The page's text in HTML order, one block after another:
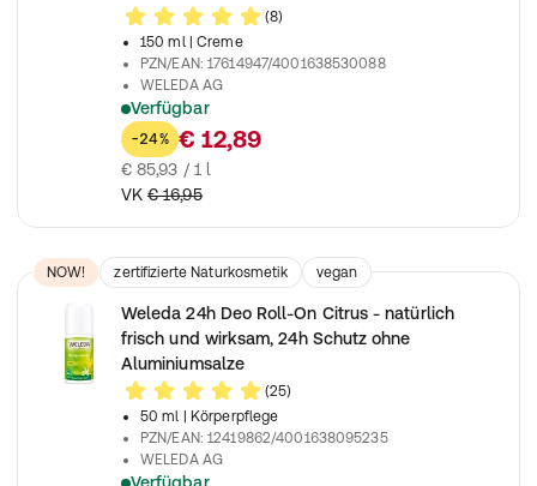
(8)
150 ml
| Creme
PZN/EAN:17614947/4001638530088
WELEDA AG
Verfügbar
Reichhaltige Naturkosmetik Massage Körperbutter zur
-24% € 12,89
€ 85,93 / 1 l
VK € 16,95
NOW! zertifizierte Naturkosmetik
vegan
vegetarischWeleda 24h Deo Roll-On Citrus - natürlich
frisch und wirksam, 24h Schutz ohne
Aluminiumsalze
(25)
50 ml
| Körperpflege
PZN/EAN:12419862/4001638095235
WELEDA AG